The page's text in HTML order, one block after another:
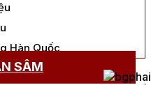
Hàn Quốc
SÂM